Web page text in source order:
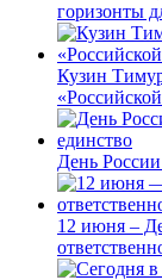
горизонты
Кузин
День
12 июня –